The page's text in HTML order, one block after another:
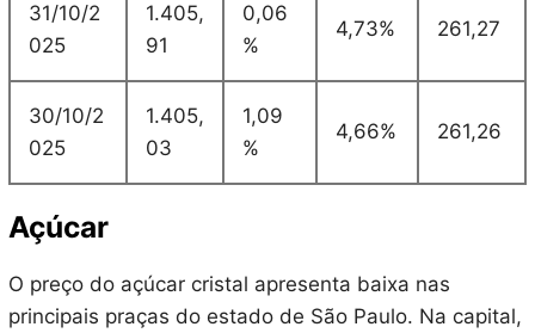
31/10/2
025
1.405,
91
0,06
%
4,73% 261,27
30/10/2
025
1.405,
03
1,09
%
4,66% 261,26
Açúcar
O preço do açúcar cristal apresenta baixa nas
principais praças do estado de São Paulo. Na capital,